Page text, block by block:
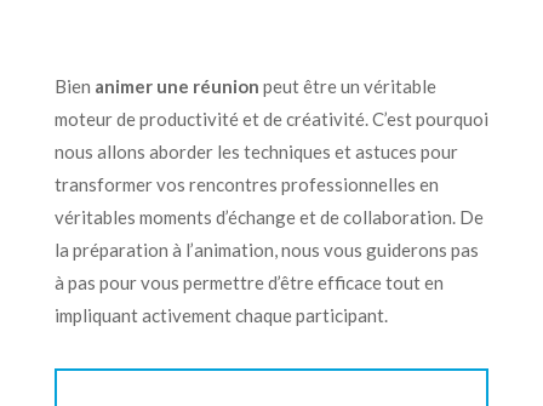
Bien animer une réunion peut être un véritable
moteur de productivité et de créativité. C’est pourquoi
nous allons aborder les techniques et astuces pour
transformer vos rencontres professionnelles en
véritables moments d’échange et de collaboration. De
la préparation à l’animation, nous vous guiderons pas
à pas pour vous permettre d’être efficace tout en
impliquant activement chaque participant.